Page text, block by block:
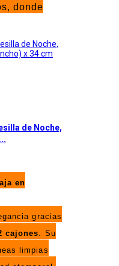
donde
de Noche,
en
gracias
cajones . Su
limpias